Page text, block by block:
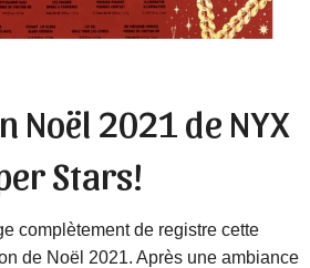
Noël 2021 de NYX
Stars!
complètement de registre cette
de Noël 2021. Après une ambiance